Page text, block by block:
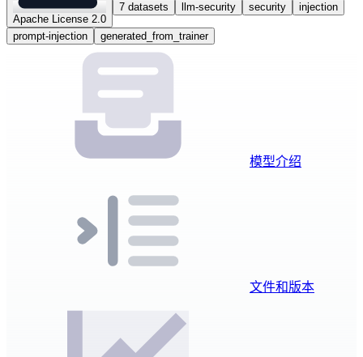
Apache License 2.0
7 datasets llm-security security injection
prompt-injection generated_from_trainer
模型介绍
文件和版本